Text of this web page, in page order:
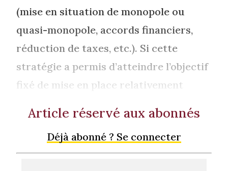
(mise en situation de monopole ou
quasi-monopole, accords financiers,
réduction de taxes, etc.). Si cette
stratégie a permis d’atteindre l’objectif
fixé de mise en place relativement
Article réservé aux abonnés
Déjà abonné ? Se connecter